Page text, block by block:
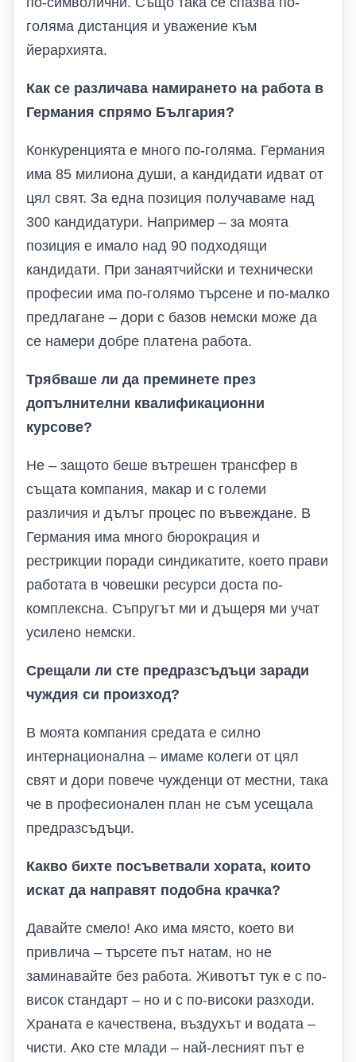
голяма дистанция и уважение към
йерархията.
Как се различава намирането на работа в
Германия спрямо България?
Конкуренцията е много по-голяма. Германия
има 85 милиона души, а кандидати идват от
цял свят. За една позиция получаваме над
300 кандидатури. Например – за моята
позиция е имало над 90 подходящи
кандидати. При занаятчийски и технически
професии има по-голямо търсене и по-малко
предлагане – дори с базов немски може да
се намери добре платена работа.
Трябваше ли да преминете през
допълнителни квалификационни
курсове?
Не – защото беше вътрешен трансфер в
същата компания, макар и с големи
различия и дълъг процес по въвеждане. В
Германия има много бюрокрация и
рестрикции поради синдикатите, което прави
работата в човешки ресурси доста по-
комплексна. Съпругът ми и дъщеря ми учат
усилено немски.
Срещали ли сте предразсъдъци заради
чуждия си произход?
В моята компания средата е силно
интернационална – имаме колеги от цял
свят и дори повече чужденци от местни, така
че в професионален план не съм усещала
предразсъдъци.
Какво бихте посъветвали хората, които
искат да направят подобна крачка?
Давайте смело! Ако има място, което ви
привлича – търсете път натам, но не
заминавайте без работа. Животът тук е с по-
висок стандарт – но и с по-високи разходи.
Храната е качествена, въздухът и водата –
чисти. Ако сте млади – най-лесният път е